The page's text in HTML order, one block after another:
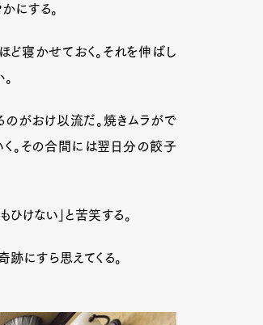
にする。
寝かせておく。それを伸ばし
がおけ以流だ。焼きムラがで
。その合間には翌日分の餃子
けない」と苦笑する。
にすら思えてくる。